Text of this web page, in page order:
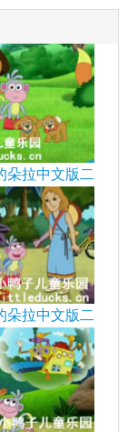
朵拉中文版二
朵拉中文版二